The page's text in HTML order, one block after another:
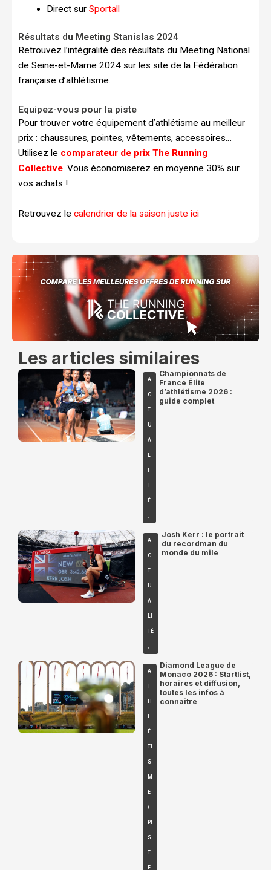
Direct sur Sportall
Résultats du Meeting Stanislas 2024
Retrouvez l’intégralité des résultats du Meeting National
de Seine-et-Marne 2024 sur les site de la Fédération
française d’athlétisme.
Equipez-vous pour la piste
Pour trouver votre équipement d’athlétisme au meilleur
prix : chaussures, pointes, vêtements, accessoires…
Utilisez le comparateur de prix The Running
Collective. Vous économiserez en moyenne 30% sur
vos achats !
Retrouvez le calendrier de la saison juste ici
Les articles similaires
A
C
T
U
A
T
É
Championnats de
France Élite
d’athlétisme 2026 :
guide complet
A
C
T
U
A
TÉ
Josh Kerr : le portrait
du recordman du
monde du mile
A
T
H
É
TI
S
M
E
/
PI
S
T
E
Diamond League de
Monaco 2026 : Startlist,
horaires et diffusion,
toutes les infos à
connaître